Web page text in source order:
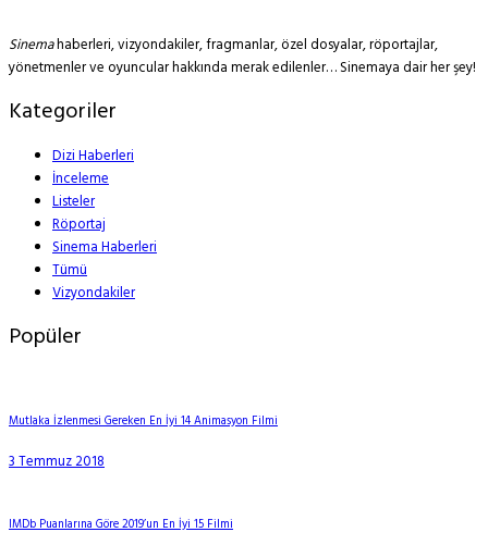
Sinemahaberleri, vizyondakiler, fragmanlar, özel dosyalar, röportajlar,
yönetmenler ve oyuncular hakkında merak edilenler… Sinemaya dair her şey!
Kategoriler
Dizi Haberleri
İnceleme
Listeler
Röportaj
Sinema Haberleri
Tümü
Vizyondakiler
Popüler
Mutlaka İzlenmesi Gereken En İyi 14 Animasyon Filmi
3 Temmuz 2018
IMDb Puanlarına Göre 2019’un En İyi 15 Filmi